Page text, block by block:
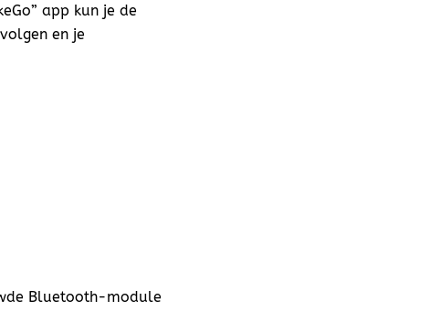
app kun je de
en je
Bluetooth-module